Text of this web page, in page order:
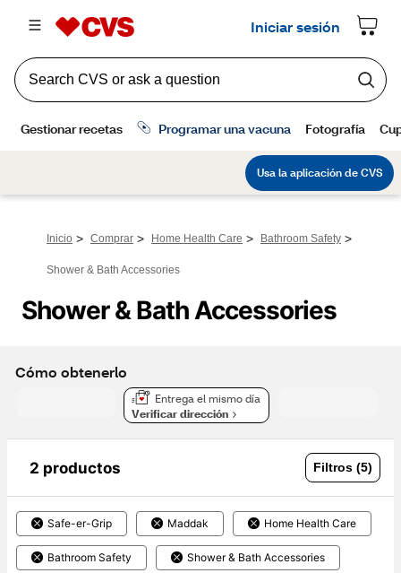
Inicio > Comprar > Home Health Care > Bathroom Safety >
Shower & Bath Accessories
Shower & Bath Accessories
Cómo obtenerlo
Entrega el mismo día
Verificar dirección
2 productos Filtros (5)
Safe-er-Grip Maddak Home Health Care
Bathroom Safety Shower & Bath Accessories